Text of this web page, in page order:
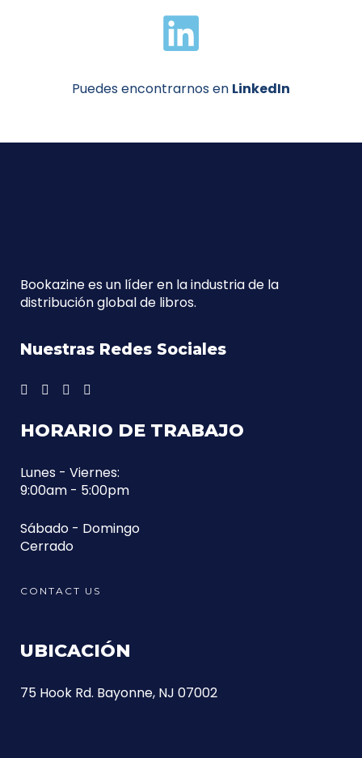
Puedes encontrarnos en LinkedIn
Bookazine es un líder en la industria de la
distribución global de libros.
Nuestras Redes Sociales
HORARIO DE TRABAJO
Lunes - Viernes:
9:00am - 5:00pm
Sábado - Domingo
Cerrado
CONTACT US
UBICACIÓN
75 Hook Rd. Bayonne, NJ 07002